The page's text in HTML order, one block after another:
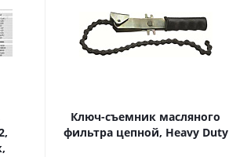
Ключ-съемник масляного
фильтра цепной, Heavy Duty